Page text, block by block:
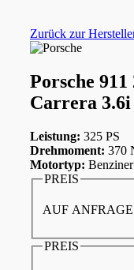
Zurück zur
Porsche 911
Carrera 3.6i
Leistung: 325 PS
Drehmoment: 370
Motortyp: Benziner
PREIS
AUF ANFRAGE
PREIS